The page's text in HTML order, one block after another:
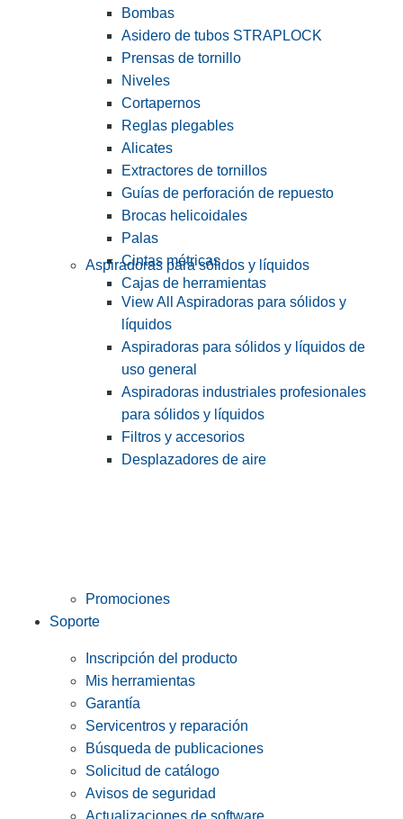
Bombas
Asidero de tubos STRAPLOCK
Prensas de tornillo
Niveles
Cortapernos
Reglas plegables
Alicates
Extractores de tornillos
Guías de perforación de repuesto
Brocas helicoidales
Palas
Cintas métricas
Cajas de herramientas
Aspiradoras para sólidos y líquidos
View All Aspiradoras para sólidos y
líquidos
Aspiradoras para sólidos y líquidos de
uso general
Aspiradoras industriales profesionales
para sólidos y líquidos
Filtros y accesorios
Desplazadores de aire
Promociones
Soporte
Inscripción del producto
Mis herramientas
Garantía
Servicentros y reparación
Búsqueda de publicaciones
Solicitud de catálogo
Avisos de seguridad